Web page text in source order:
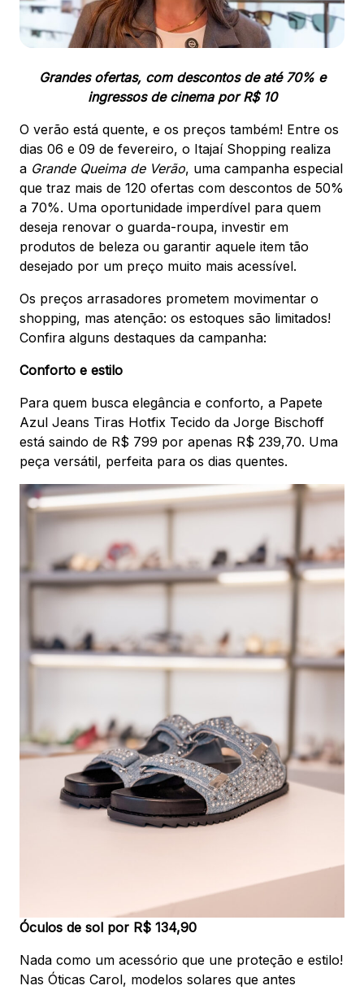
Ver local
Chamar Uber
CONTATO
(47) 3348-4609
Comodidades Eventos Cinema
Vitrine virtual
Grandes ofertas, com descontos de até 70% e
ingressos de cinema por R$ 10
O verão está quente, e os preços também! Entre os
dias 06 e 09 de fevereiro, o Itajaí Shopping realiza
a Grande Queima de Verão, uma campanha especial
que traz mais de 120 ofertas com descontos de 50%
a 70%. Uma oportunidade imperdível para quem
deseja renovar o guarda-roupa, investir em
produtos de beleza ou garantir aquele item tão
desejado por um preço muito mais acessível.
Os preços arrasadores prometem movimentar o
shopping, mas atenção: os estoques são limitados!
Confira alguns destaques da campanha:
Conforto e estilo
Para quem busca elegância e conforto, a Papete
Azul Jeans Tiras Hotfix Tecido da Jorge Bischoff
está saindo de R$ 799 por apenas R$ 239,70. Uma
peça versátil, perfeita para os dias quentes.
Óculos de sol por R$ 134,90
Nada como um acessório que une proteção e estilo!
Nas Óticas Carol, modelos solares que antes